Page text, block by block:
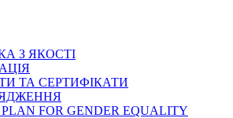
З ЯКОСТІ
ТА СЕРТИФІКАТИ
FOR GENDER EQUALITY